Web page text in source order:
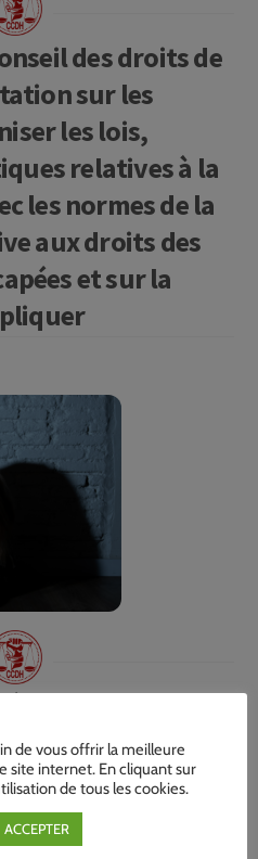
des droits de
sur les
les lois,
relatives à la
les normes de la
aux droits des
et sur la
éducateur
à l’Aide sociale à
de vous offrir la meilleure
site internet. En cliquant sur
de tous les cookies.
ACCEPTER